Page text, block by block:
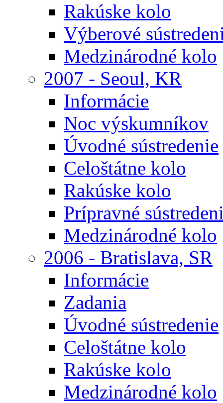
Rakúske kolo
Výberové
Medzinárodné kolo
2007 - Seoul, KR
Informácie
Noc výskumníkov
Úvodné sústredenie
Celoštátne kolo
Rakúske kolo
Prípravné
Medzinárodné kolo
2006 - Bratislava, SR
Informácie
Zadania
Úvodné sústredenie
Celoštátne kolo
Rakúske kolo
Medzinárodné kolo